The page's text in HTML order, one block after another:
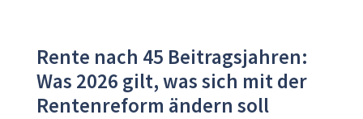
Rente nach 45 Beitragsjahren:
Was 2026 gilt, was sich mit der
Rentenreform ändern soll